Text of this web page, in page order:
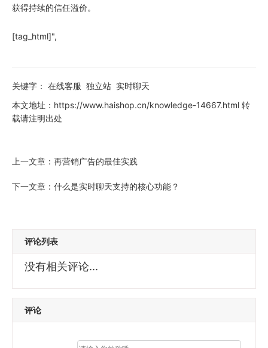
获得持续的信任溢价。
[tag_html]",
关键字： 在线客服 独立站 实时聊天
本文地址： https://www.haishop.cn/knowledge-14667.html 转
载请注明出处
上一文章： 再营销广告的最佳实践
下一文章： 什么是实时聊天支持的核心功能？
评论列表
没有相关评论...
评论